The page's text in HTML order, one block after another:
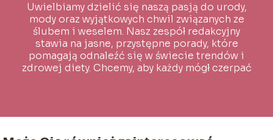
Uwielbiamy dzielić się naszą pasją do urody,
mody oraz wyjątkowych chwil związanych ze
ślubem i weselem. Nasz zespół redakcyjny
stawia na jasne, przystępne porady, które
pomagają odnaleźć się w świecie trendów i
zdrowej diety. Chcemy, aby każdy mógł czerpać